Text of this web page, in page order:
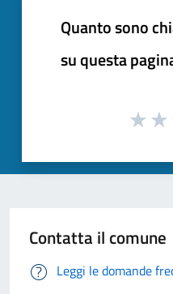
Quanto sono
su questa
Contatta il comune
Leggi le domande